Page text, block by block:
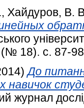
, Хайдуров, В.
(№ 18). с. 87-
До
навичок
журнал